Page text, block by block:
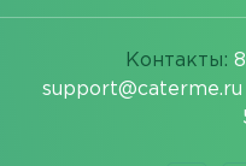
Контакты:
support@caterme.ru